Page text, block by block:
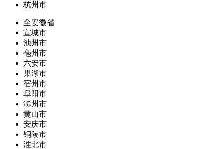
杭州市
全安徽省
宣城市
池州市
亳州市
六安市
巢湖市
宿州市
阜阳市
滁州市
黄山市
安庆市
铜陵市
淮北市